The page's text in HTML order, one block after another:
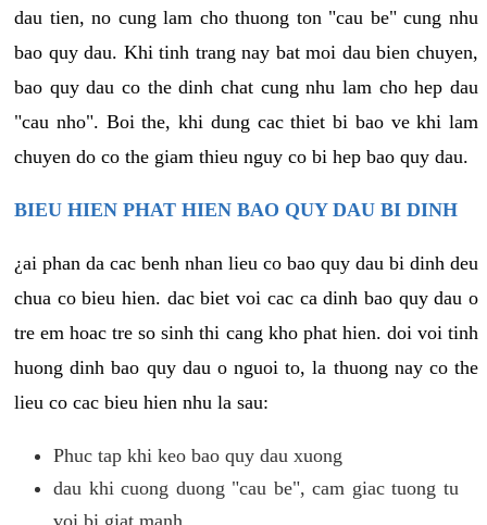
dau tien, no cung lam cho thuong ton "cau be" cung nhu
bao quy dau. Khi tinh trang nay bat moi dau bien chuyen,
bao quy dau co the dinh chat cung nhu lam cho hep dau
"cau nho". Boi the, khi dung cac thiet bi bao ve khi lam
chuyen do co the giam thieu nguy co bi hep bao quy dau.
BIEU HIEN PHAT HIEN BAO QUY DAU BI DINH
¿ai phan da cac benh nhan lieu co bao quy dau bi dinh deu
chua co bieu hien. dac biet voi cac ca dinh bao quy dau o
tre em hoac tre so sinh thi cang kho phat hien. doi voi tinh
huong dinh bao quy dau o nguoi to, la thuong nay co the
lieu co cac bieu hien nhu la sau:
Phuc tap khi keo bao quy dau xuong
dau khi cuong duong "cau be", cam giac tuong tu